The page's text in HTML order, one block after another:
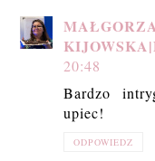
20:48
Bardzo
upiec!
ODPOWIEDZ